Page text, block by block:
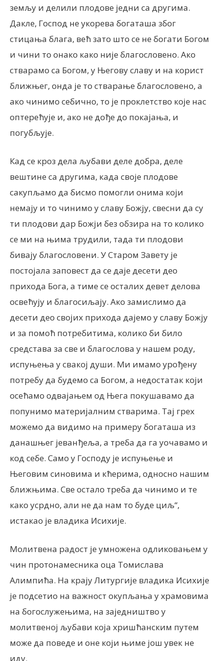
земљу и делили плодове једни са другима.
Дакле, Господ не укорева богаташа због
стицања блага, већ зато што се не богати Богом
и чини то онако како није благословено. Ако
стварамо са Богом, у Његову славу и на корист
ближњег, онда је то стварање благословено, а
ако чинимо себично, то је проклетство које нас
оптерећује и, ако не дође до покајања, и
погубљује.
Кад се кроз дела љубави деле добра, деле
вештине са другима, када своје плодове
сакупљамо да бисмо помогли онима који
немају и то чинимо у славу Божју, свесни да су
ти плодови дар Божји без обзира на то колико
се ми на њима трудили, тада ти плодови
бивају благословени. У Старом Завету је
постојала заповест да се даје десети део
прихода Бога, а тиме се осталих девет делова
освећују и благосиљају. Ако замислимо да
десети део својих прихода дајемо у славу Божју
и за помоћ потребитима, колико би било
средстава за све и благослова у нашем роду,
испуњења у свакој души. Ми имамо урођену
потребу да будемо са Богом, а недостатак који
осећамо одвајањем од Њега покушавамо да
попунимо материјалним стварима. Тај грех
можемо да видимо на примеру богаташа из
данашњег јеванђеља, а треба да га уочавамо и
код себе. Само у Господу је испуњење и
Његовим синовима и кћерима, односно нашим
ближњима. Све остало треба да чинимо и те
како усрдно, али не да нам то буде циљ“,
истакао је владика Исихије.
Молитвена радост је умножена одликовањем у
чин протонамесника оца Томислава
Алимпића. На крају Литургије владика Исихије
је подсетио на важност окупљања у храмовима
на богослужењима, на заједништво у
молитвеној љубави која хришћанским путем
може да поведе и оне који њиме још увек не
иду.